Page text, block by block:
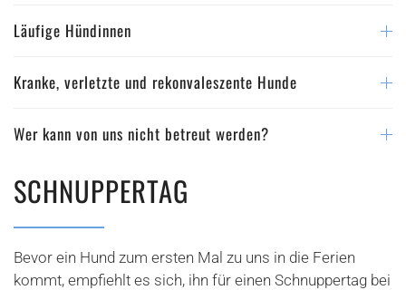
Läufige Hündinnen
Kranke, verletzte und rekonvaleszente Hunde
Wer kann von uns nicht betreut werden?
SCHNUPPERTAG
Bevor ein Hund zum ersten Mal zu uns in die Ferien
kommt, empfiehlt es sich, ihn für einen Schnuppertag bei